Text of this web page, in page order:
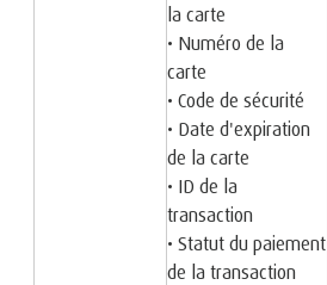
la carte
• Numéro de la
carte
• Code de sécurité
• Date d'expiration
de la carte
• ID de la
transaction
• Statut du paiement
de la transaction